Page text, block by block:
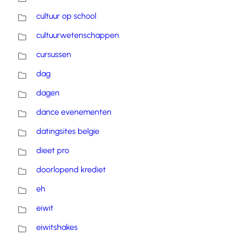
cultuur op school
cultuurwetenschappen
cursussen
dag
dagen
dance evenementen
datingsites belgie
dieet pro
doorlopend krediet
eh
eiwit
eiwitshakes